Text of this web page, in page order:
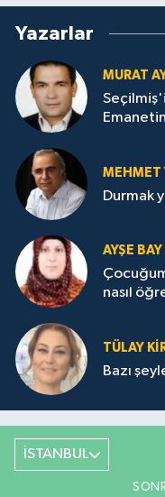
Yazarlar
MURAT
MEHMET
Durmak
AYŞE BAY
nasıl
TÜLAY
Bazı
İSTANBUL